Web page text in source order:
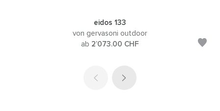
eidos 133
von gervasoni outdoor
ab 2’073.00 CHF